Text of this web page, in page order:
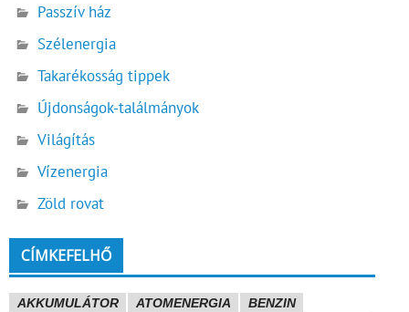
Passzív ház
Szélenergia
Takarékosság tippek
Újdonságok-találmányok
Világítás
Vízenergia
Zöld rovat
CÍMKEFELHŐ
AKKUMULÁTOR ATOMENERGIA
BENZIN